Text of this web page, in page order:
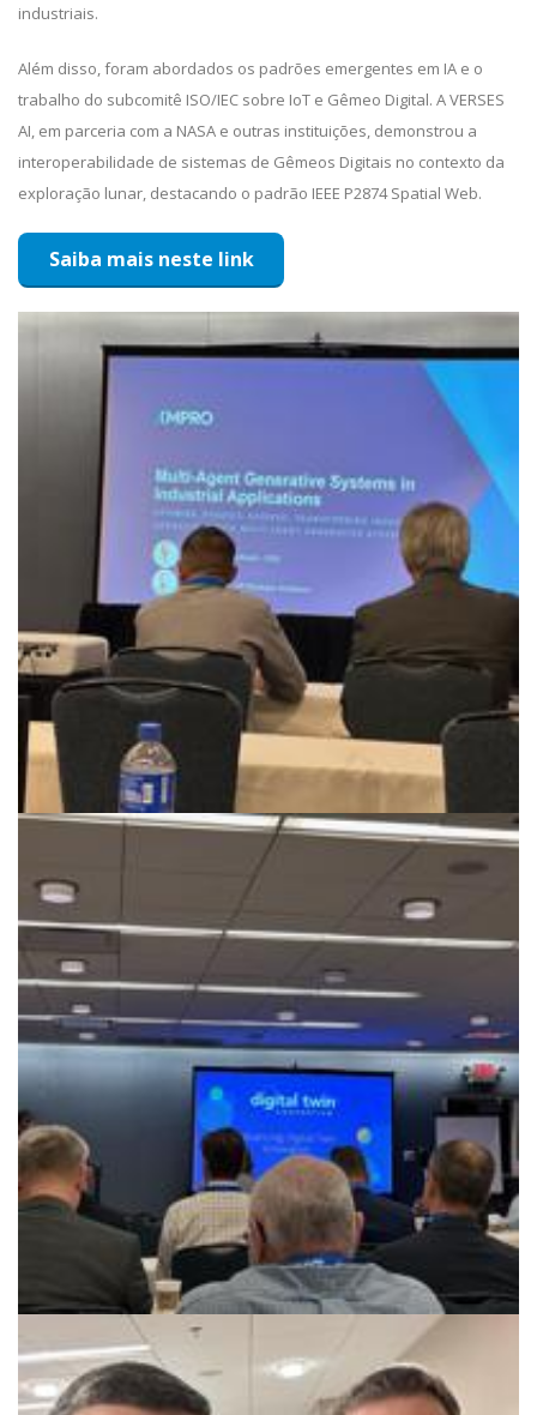
industriais.
Além disso, foram abordados os padrões emergentes em IA e o
trabalho do subcomitê ISO/IEC sobre IoT e Gêmeo Digital. A VERSES
AI, em parceria com a NASA e outras instituições, demonstrou a
interoperabilidade de sistemas de Gêmeos Digitais no contexto da
exploração lunar, destacando o padrão IEEE P2874 Spatial Web.
Saiba mais neste link